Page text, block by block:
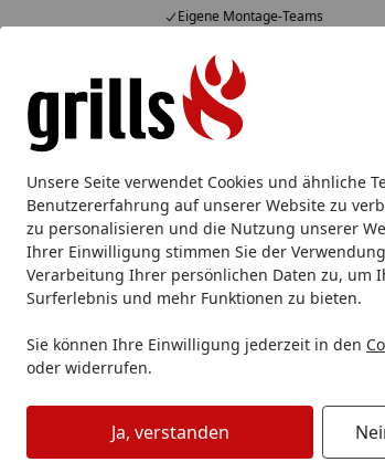
Unsere Seite verwendet Cookies und ähnliche
Benutzererfahrung auf unserer Website zu
zu personalisieren und die Nutzung unserer
Ihrer Einwilligung stimmen Sie der
Verarbeitung Ihrer persönlichen Daten zu, um
Surferlebnis und mehr Funktionen zu bieten.
Sie können Ihre Einwilligung jederzeit in den
oder widerrufen.
Ja, verstanden
Eigene Montage-Teams
Mo-Fr. 8-16 Uhr 15.831 Bewertungen
Alle Produkte
Alle ProdukteMarken
Big Green Egg Big Green Egg
Startseite
Big Green Egg Big Green Egg